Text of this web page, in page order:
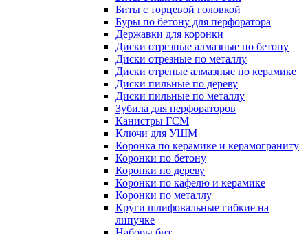
Биты с торцевой головкой
Буры по бетону для перфоратора
Державки для коронки
Диски отрезные алмазные по бетону
Диски отрезные по металлу
Диски отреные алмазные по керамике
Диски пильные по дереву
Диски пильные по металлу
Зубила для перфораторов
Канистры ГСМ
Ключи для УШМ
Коронка по керамике и керамограниту
Коронки по бетону
Коронки по дереву
Коронки по кафелю и керамике
Коронки по металлу
Круги шлифовальные гибкие на
липучке